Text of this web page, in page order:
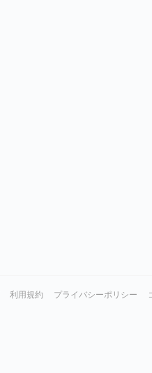
利用規約 プライバシーポリシー